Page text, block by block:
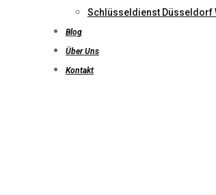
Schlüsseldienst Düsseldorf
Blog
Über Uns
Kontakt